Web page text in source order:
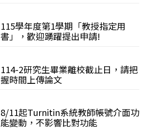
115學年度第1學期「教授指定用
書」，歡迎踴躍提出申請!
114-2研究生畢業離校截止日，請把
握時間上傳論文
8/11起Turnitin系統教師帳號介面功
能變動，不影響比對功能